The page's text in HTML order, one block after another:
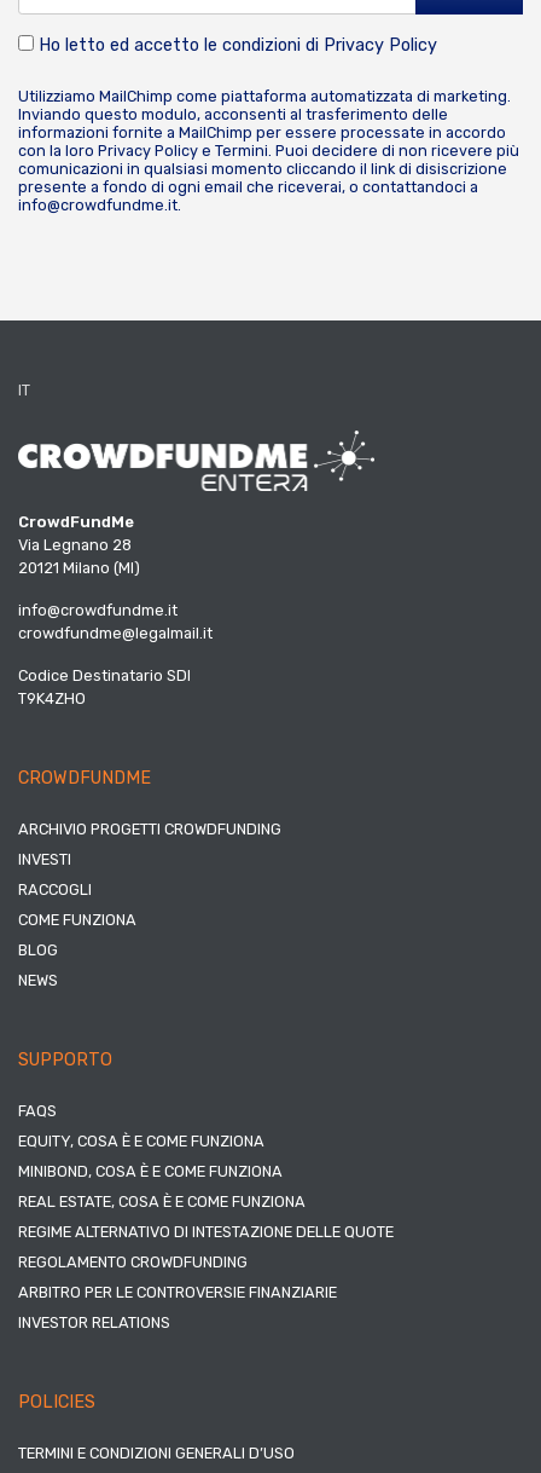
Ho letto ed accetto le condizioni di Privacy Policy
Utilizziamo MailChimp come piattaforma automatizzata di marketing.
Inviando questo modulo, acconsenti al trasferimento delle
informazioni fornite a MailChimp per essere processate in accordo
con la loro Privacy Policy e Termini. Puoi decidere di non ricevere più
comunicazioni in qualsiasi momento cliccando il link di disiscrizione
presente a fondo di ogni email che riceverai, o contattandoci a
info@crowdfundme.it.
IT
CrowdFundMe
Via Legnano 28
20121 Milano (MI)
info@crowdfundme.it
crowdfundme@legalmail.it
Codice Destinatario SDI
T9K4ZHO
CROWDFUNDME
ARCHIVIO PROGETTI CROWDFUNDING
INVESTI
RACCOGLI
COME FUNZIONA
BLOG
NEWS
SUPPORTO
FAQS
EQUITY, COSA È E COME FUNZIONA
MINIBOND, COSA È E COME FUNZIONA
REAL ESTATE, COSA È E COME FUNZIONA
REGIME ALTERNATIVO DI INTESTAZIONE DELLE QUOTE
REGOLAMENTO CROWDFUNDING
ARBITRO PER LE CONTROVERSIE FINANZIARIE
INVESTOR RELATIONS
POLICIES
TERMINI E CONDIZIONI GENERALI D’USO